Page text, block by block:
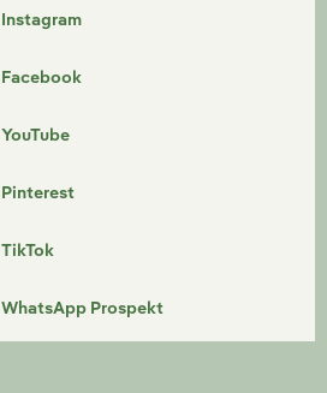
Instagram
Facebook
YouTube
Pinterest
TikTok
WhatsApp Prospekt